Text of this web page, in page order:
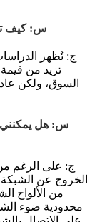
س: كيف
ج: تُظهر
تزيد من
السوق، ولكن
س: هل يمكنني
ج: على الرغم من
الخروج عن
من الألواح
محدودية ضوء